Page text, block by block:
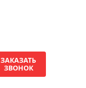
ЗАКАЗАТЬ
ЗВОНОК